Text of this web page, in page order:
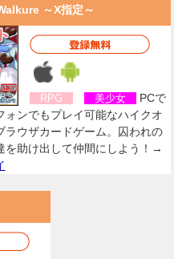
～X指定～
RPG 美少女
PCで
ォンでもプレイ可能なハイクオ
ラウザカードゲーム。囚われの
を助け出して仲間にしよう！→